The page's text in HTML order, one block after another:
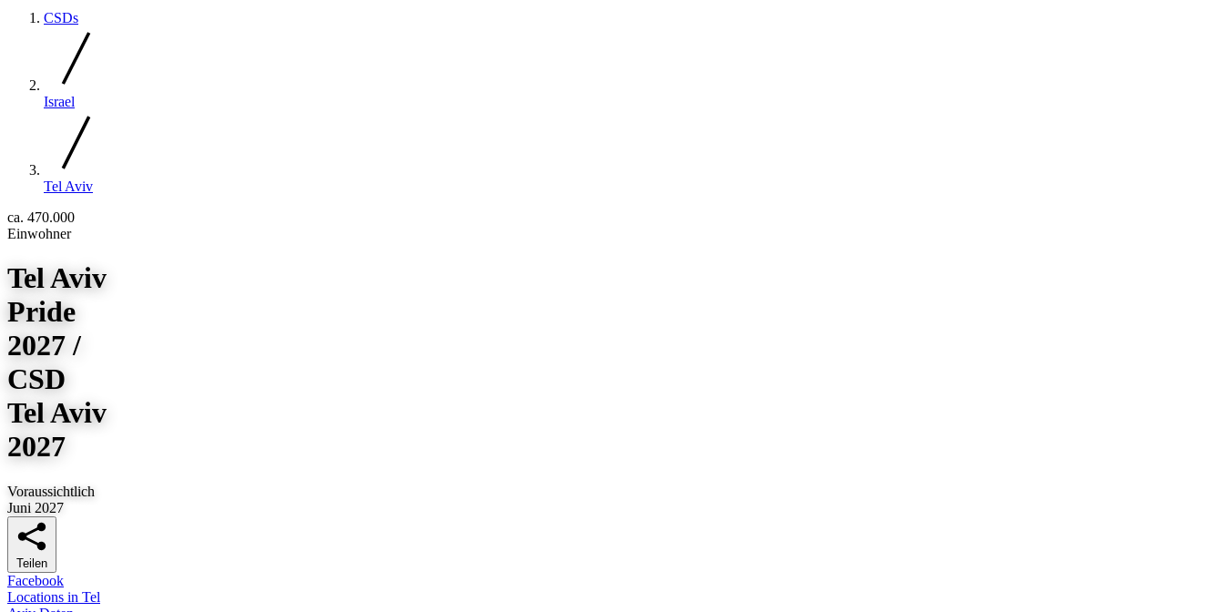
CSDs
Israel
Tel Aviv
ca. 470.000
Einwohner
Tel Aviv
Pride
2027 /
CSD
Tel Aviv
2027
Voraussichtlich
Juni 2027
Teilen
Facebook
Locations in Tel